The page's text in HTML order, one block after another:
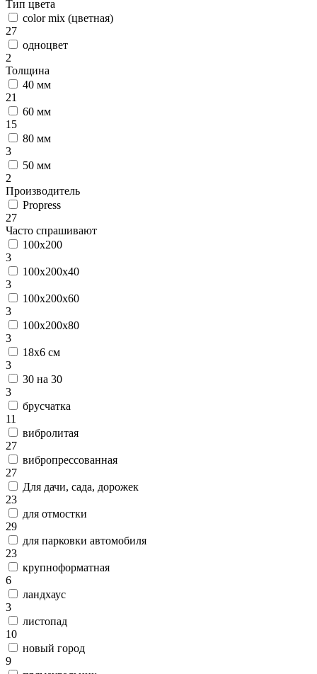
Тип цвета
color mix (цветная)
27
одноцвет
2
Толщина
40 мм
21
60 мм
15
80 мм
3
50 мм
2
Производитель
Propress
27
Часто спрашивают
100х200
3
100х200х40
3
100х200х60
3
100х200х80
3
18х6 см
3
30 на 30
3
брусчатка
11
вибролитая
27
вибропрессованная
27
Для дачи, сада, дорожек
23
для отмостки
29
для парковки автомобиля
23
крупноформатная
6
ландхаус
3
листопад
10
новый город
9